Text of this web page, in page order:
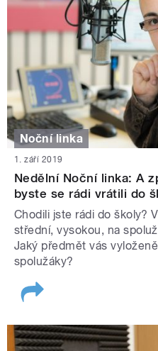
Noční linka
1. září 2019
Nedělní Noční linka: A
byste se rádi vrátili do
Chodili jste rádi do školy?
střední, vysokou, na
Jaký předmět vás
spolužáky?